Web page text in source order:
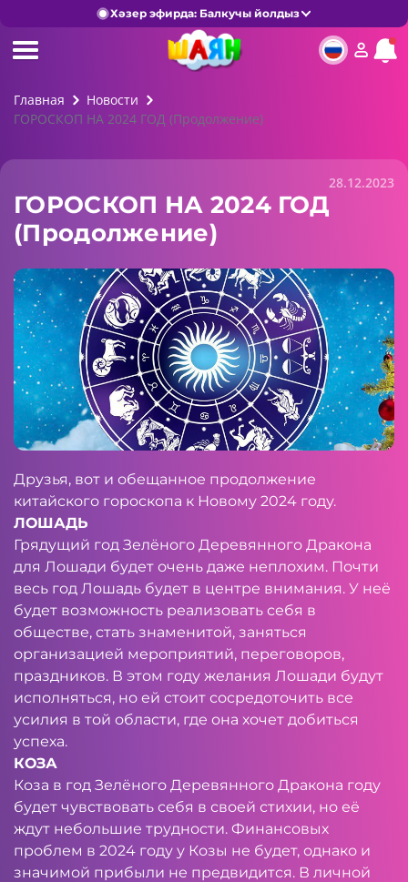
Хәзер эфирда: Балкучы йолдыз
Главная
Новости
ГОРОСКОП НА 2024 ГОД (Продолжение)
28.12.2023
ГОРОСКОП НА 2024 ГОД
(Продолжение)
Друзья, вот и обещанное продолжение
китайского гороскопа к Новому 2024 году.
ЛОШАДЬ
Грядущий год Зелёного Деревянного Дракона
для Лошади будет очень даже неплохим. Почти
весь год Лошадь будет в центре внимания. У неё
будет возможность реализовать себя в
обществе, стать знаменитой, заняться
организацией мероприятий, переговоров,
праздников. В этом году желания Лошади будут
исполняться, но ей стоит сосредоточить все
усилия в той области, где она хочет добиться
успеха.
КОЗА
Коза в год Зелёного Деревянного Дракона году
будет чувствовать себя в своей стихии, но её
ждут небольшие трудности. Финансовых
проблем в 2024 году у Козы не будет, однако и
значимой прибыли не предвидится. В личной